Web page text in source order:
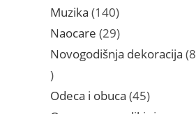
proizvoda
Muzika 140140
proizvoda
Naocare 2929
proizvoda
Novogodišnja dekoracija 8
8
proizvoda
Odeca i obuca 4545
proizvoda